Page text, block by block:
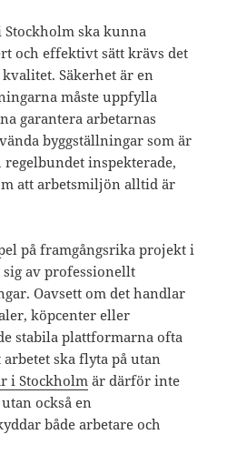
ska kunna
och effektivt sätt krävs det
Säkerhet är en
måste uppfylla
garantera arbetarnas
byggställningar som är
inspekterade,
att arbetsmiljön alltid är
på framgångsrika projekt i
av professionellt
Oavsett om det handlar
köpcenter eller
stabila plattformarna ofta
ska flyta på utan
i Stockholmär därför inte
också en
både arbetare och